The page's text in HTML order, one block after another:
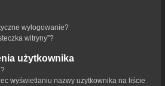
wylogowanie?
witryny”?
użytkownika
wyświetlaniu nazwy użytkownika na liście